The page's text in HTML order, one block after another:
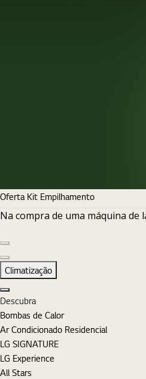
Oferta Kit Empilhamento
Na compra de uma máquina de
Diapositivo seguinte
Climatização
Fechar
Descubra
Bombas de Calor
Ar Condicionado Residencial
LG SIGNATURE
LG Experience
All Stars